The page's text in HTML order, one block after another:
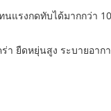
นแรงกดทับได้มากกว่า
า ยืดหยุ่นสูง ระบายอา